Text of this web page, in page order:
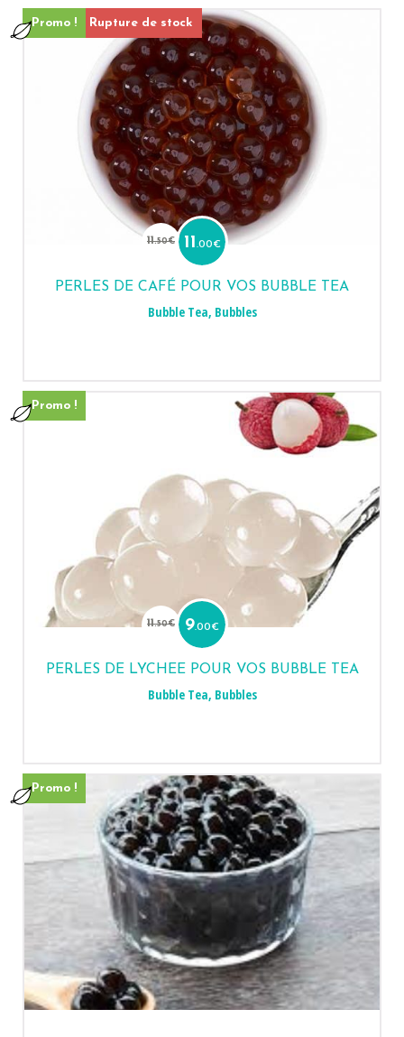
Rupture de stock
Promo !
11.50€
Le
prix
initial
11.50€.
11 .00€
Le
prix
11.00€.
PERLES DE CAFÉ POUR VOS BUBBLE TEA
Bubble Tea, Bubbles
Promo !
11.50€
Le
prix
initial
11.50€.
9.00€
prix
9.00€.
PERLES DE LYCHEE POUR VOS BUBBLE TEA
Bubble Tea, Bubbles
Promo !